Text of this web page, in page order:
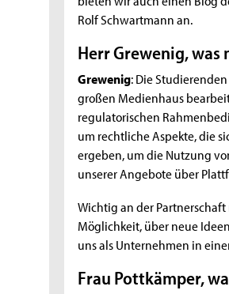
Rolf Schwartmann an.
Herr Grewenig,
Grewenig: Die
großen Medienhaus
regulatorischen
um rechtliche Aspekte, die
ergeben, um die Nutzung
unserer Angebote über
Wichtig an der
Möglichkeit, über neue
uns als Unternehmen in
Frau Pottkämper,